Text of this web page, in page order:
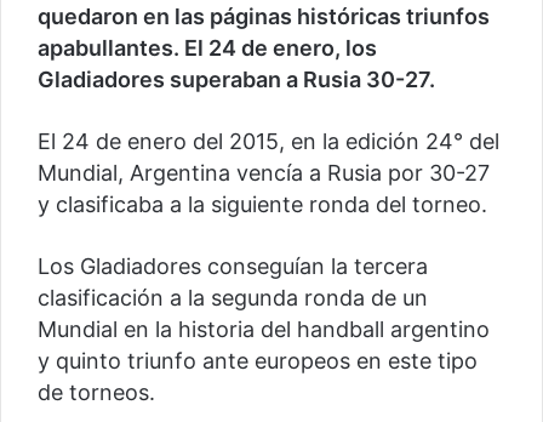
quedaron en las páginas históricas triunfos
apabullantes. El 24 de enero, los
Gladiadores superaban a Rusia 30-27.
El 24 de enero del 2015, en la edición 24° del
Mundial, Argentina vencía a Rusia por 30-27
y clasificaba a la siguiente ronda del torneo.
Los Gladiadores conseguían la tercera
clasificación a la segunda ronda de un
Mundial en la historia del handball argentino
y quinto triunfo ante europeos en este tipo
de torneos.